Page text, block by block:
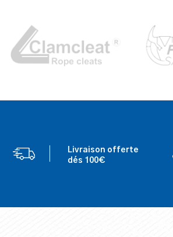
Livraison offerte
dés 100€